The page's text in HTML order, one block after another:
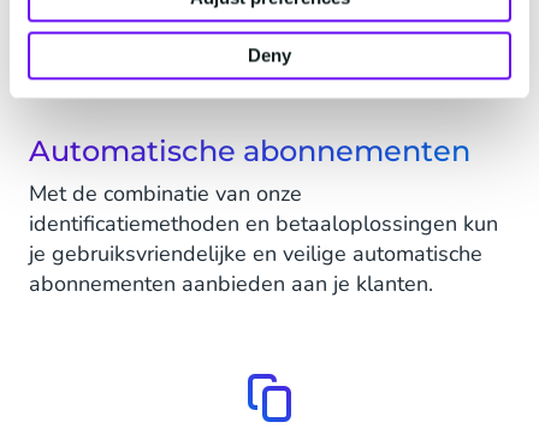
Deny
Automatische abonnementen
Met de combinatie van onze
identificatiemethoden en betaaloplossingen kun
je gebruiksvriendelijke en veilige automatische
abonnementen aanbieden aan je klanten.